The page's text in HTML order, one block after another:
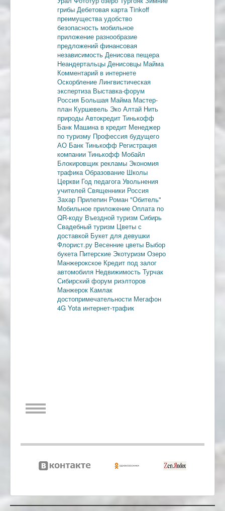
грибы Дебетовая карта Tinkoff
преимущества удобство
безопасность мобильное
приложение разнообразие
предложений финансовая
независимость Денисова пещера
Неандертальцы Денисовцы Майма
Комментарий в интернете
Оскорбление Лингвистическая
экспертиза Выставка-форум
Россия Большая Майма Мастер-
план Куршевель Эко Алтай Нить
природы Автокредит Тинькофф
Банк Машина в кредит Менеджер
по туризму Профессия будущего
АО Банк Тинькофф Регистрация
компании Тинькофф Мобайл
Блокировщик рекламы Экономия
трафика Образование Школы
Церкви Год педагога Увольнения
учителей Священники Россия
Захар Прилепин Роман "Обитель"
Мобильное приложение Оплата по
QR-коду Въездной туризм Сибирь
Свадебный туризм Цветы с
доставкой Букет для девушки
Флорист.ру Весенние цветы Выбор
букета Питерские Экотуризм Озеро
Манжерокское Кредит под залог
автомобиля Недвижимость Турчак
Сибирский форум риэлторов
Манжерок Камлак
достопримечательности Мегафон
4G Yota интернет-трафик